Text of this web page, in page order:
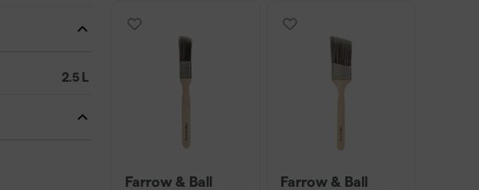
2.5 L
Farrow & Ball
Farrow & Ball